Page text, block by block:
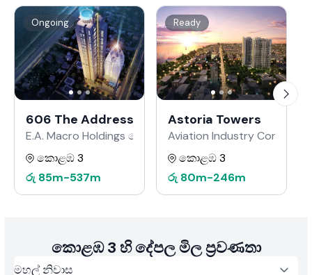
Ongoing
606 The Address
E.A. Macro Holdings වෙතින්
කොළඹ 3
රු 85m-537m
Ready
Astoria Towers
Aviation Industry
කොළඹ 3
රු 80m-246m
කොළඹ 3 හි දේපල මිල ප්‍රවණතා